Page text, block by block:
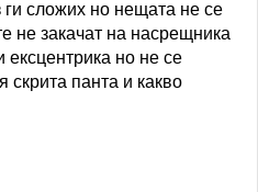
ги сложих но нещата не се
не закачат на насрещника
ексцентрика но не се
панта и какво